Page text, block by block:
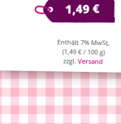
1,49€
Enthält 7% MwSt.
(1,49€/ 100 g)
zzgl.Versand